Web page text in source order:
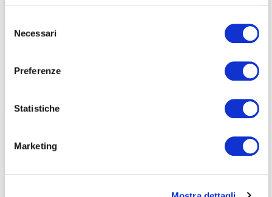
delNecessari
Preferenze
Statistiche
Marketing
Password dimenticata?
fare cliccando qui.